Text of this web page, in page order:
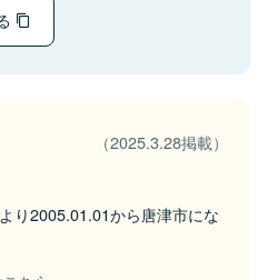
（2025.3.28掲載）
り2005.01.01から唐津市にな